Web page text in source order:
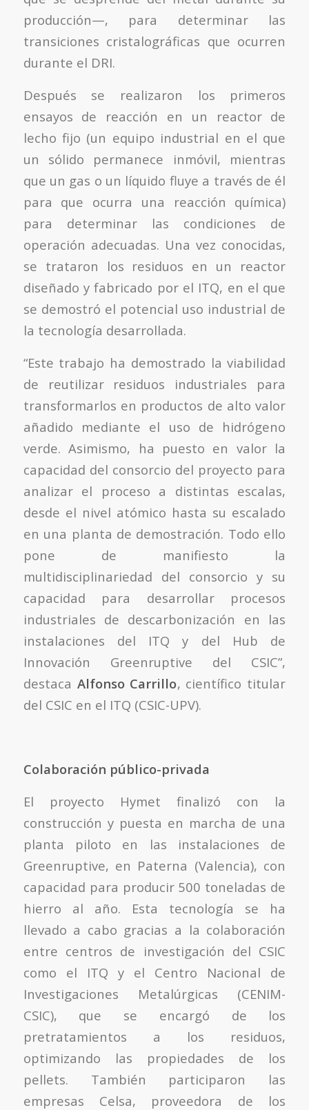
producción—, para determinar las
transiciones cristalográficas que ocurren
durante el DRI.
Después se realizaron los primeros
ensayos de reacción en un reactor de
lecho fijo (un equipo industrial en el que
un sólido permanece inmóvil, mientras
que un gas o un líquido fluye a través de él
para que ocurra una reacción química)
para determinar las condiciones de
operación adecuadas. Una vez conocidas,
se trataron los residuos en un reactor
diseñado y fabricado por el ITQ, en el que
se demostró el potencial uso industrial de
la tecnología desarrollada.
“Este trabajo ha demostrado la viabilidad
de reutilizar residuos industriales para
transformarlos en productos de alto valor
añadido mediante el uso de hidrógeno
verde. Asimismo, ha puesto en valor la
capacidad del consorcio del proyecto para
analizar el proceso a distintas escalas,
desde el nivel atómico hasta su escalado
en una planta de demostración. Todo ello
pone de manifiesto la
multidisciplinariedad del consorcio y su
capacidad para desarrollar procesos
industriales de descarbonización en las
instalaciones del ITQ y del Hub de
Innovación Greenruptive del CSIC”,
destaca Alfonso Carrillo, científico titular
del CSIC en el ITQ (CSIC-UPV).
Colaboración público-privada
El proyecto Hymet finalizó con la
construcción y puesta en marcha de una
planta piloto en las instalaciones de
Greenruptive, en Paterna (Valencia), con
capacidad para producir 500 toneladas de
hierro al año. Esta tecnología se ha
llevado a cabo gracias a la colaboración
entre centros de investigación del CSIC
como el ITQ y el Centro Nacional de
Investigaciones Metalúrgicas (CENIM-
CSIC), que se encargó de los
pretratamientos a los residuos,
optimizando las propiedades de los
pellets. También participaron las
empresas Celsa, proveedora de los